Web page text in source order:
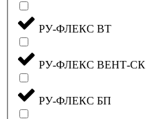
РУ-ФЛЕКС ВТ
РУ-ФЛЕКС ВЕНТ-СК
РУ-ФЛЕКС БП